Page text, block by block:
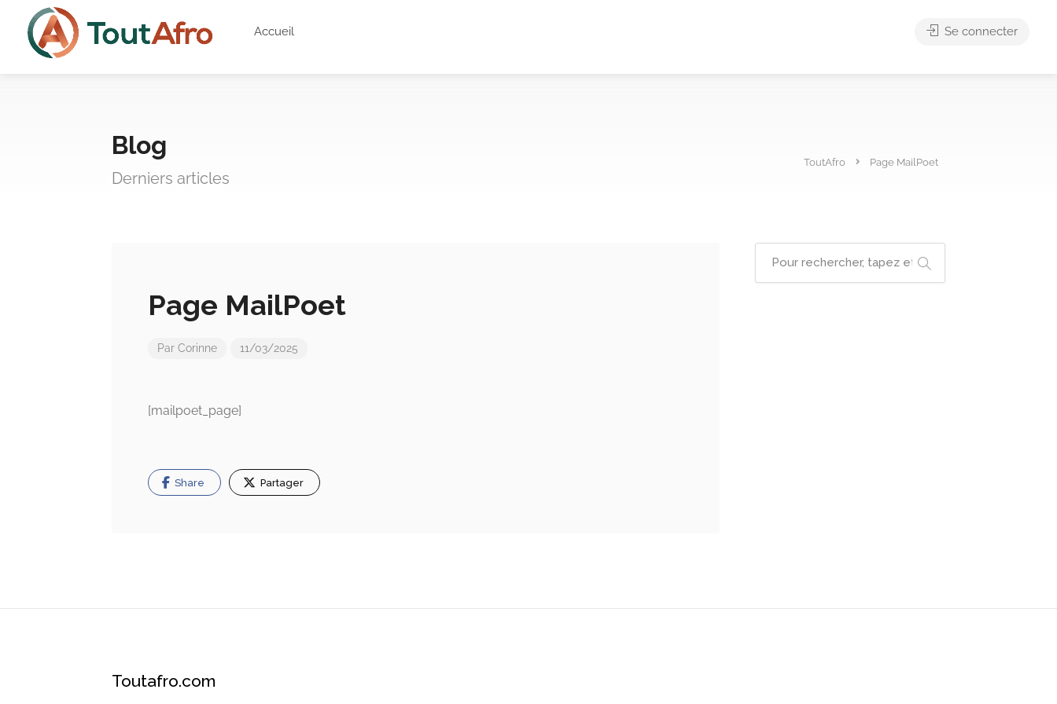
Accueil Se connecter
Blog
Derniers articles
ToutAfro Page MailPoet
Page MailPoet
Par Corinne 11/03/2025
[mailpoet_page]
Share Partager
Toutafro.com